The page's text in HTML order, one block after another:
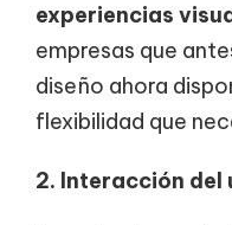
experiencias
empresas que
diseño ahora
flexibilidad que
2. Interacción del